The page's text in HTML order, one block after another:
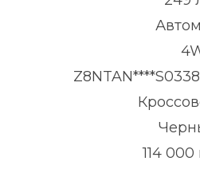
114 000